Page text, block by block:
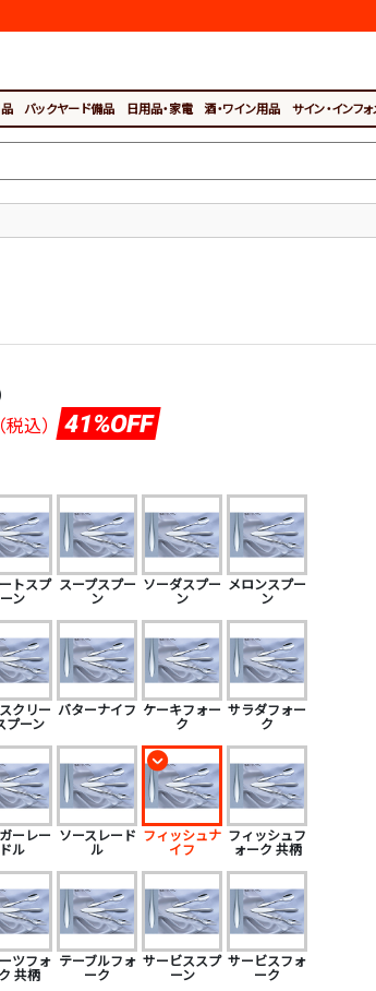
バックヤード備品 日用品・家電 酒・ワイン用品 サイン・インフ
（税込） 41%OFF
トスプ
ーン
スープスプー
ン
ソーダスプー
ン
メロンスプー
ン
クリー
プーン
バターナイフ ケーキフォー
ク
サラダフォー
ク
ーレー
ドル
ソースレード
ル
フィッシュナ
イフ
フィッシュフ
ォーク 共柄
ツフォ
共柄
テーブルフォ
ーク
サービススプ
ーン
サービスフォ
ーク